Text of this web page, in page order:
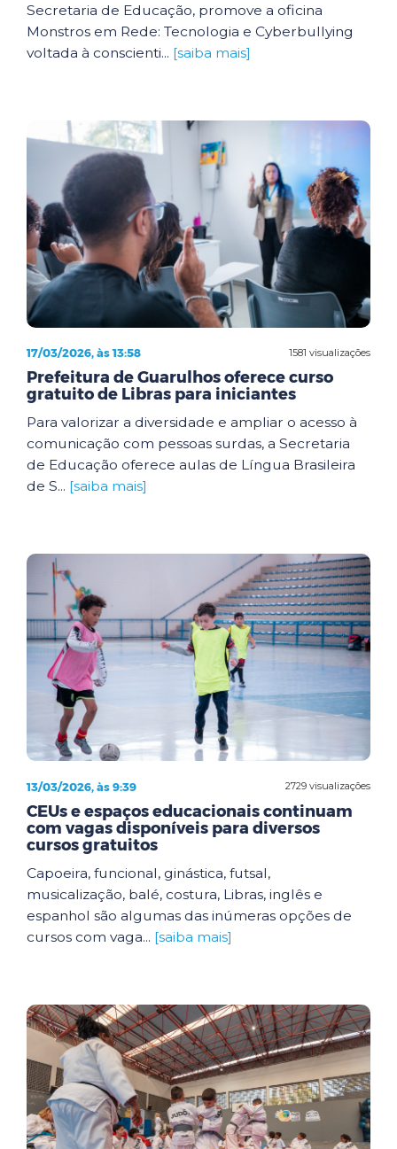
Secretaria de Educação, promove a oficina
Monstros em Rede: Tecnologia e Cyberbullying
voltada à conscienti... [saiba mais]
1581 visualizações
17/03/2026, às 13:58
Prefeitura de Guarulhos oferece curso
gratuito de Libras para iniciantes
Para valorizar a diversidade e ampliar o acesso à
comunicação com pessoas surdas, a Secretaria
de Educação oferece aulas de Língua Brasileira
de S... [saiba mais]
2729 visualizações
13/03/2026, às 9:39
CEUs e espaços educacionais continuam
com vagas disponíveis para diversos
cursos gratuitos
Capoeira, funcional, ginástica, futsal,
musicalização, balé, costura, Libras, inglês e
espanhol são algumas das inúmeras opções de
cursos com vaga... [saiba mais]